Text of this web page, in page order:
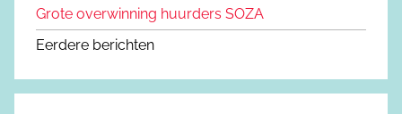
Grote overwinning huurders SOZA
Eerdere berichten